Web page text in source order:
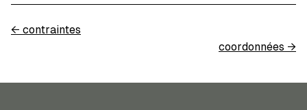
← contraintes
coordonnées →